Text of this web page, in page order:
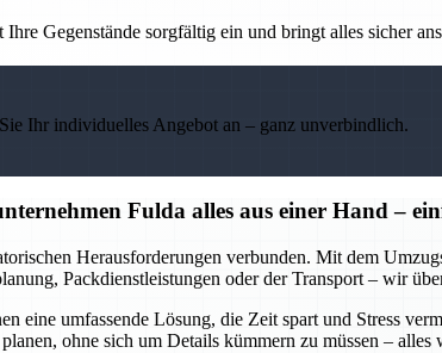
Gegenstände sorgfältig ein und bringt alles sicher
Ihr individuelles Angebot an – ganz unverbindlich.
Fulda alles aus einer Hand –
Herausforderungen verbunden. Mit dem
Packdienstleistungen oder der Transport – wir
eine umfassende Lösung, die Zeit spart und Stress
ohne sich um Details kümmern zu müssen –